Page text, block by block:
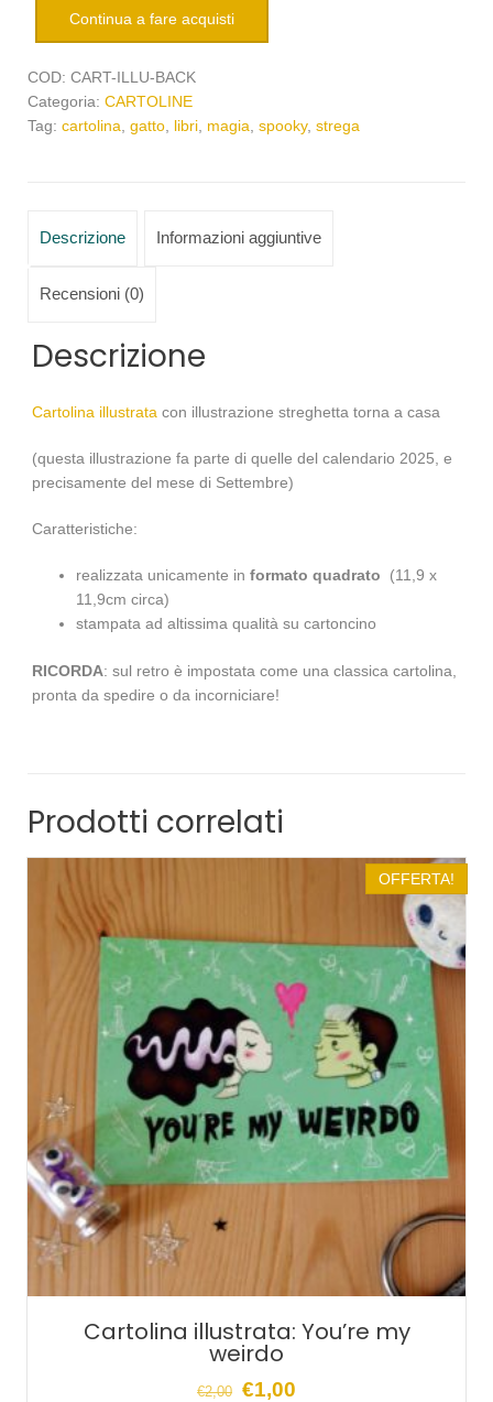
quantitàContinua a fare acquisti
COD: CART-ILLU-BACK
Categoria: CARTOLINE
Tag: cartolina gatto libri magia spooky, strega
Descrizione Informazioni aggiuntive
Recensioni (0)
Descrizione
Cartolina illustrata con illustrazione streghetta torna a casa
(questa illustrazione fa parte di quelle del calendario 2025, e
precisamente del mese di Settembre)
Caratteristiche:
realizzata unicamente in formato quadrato (11,9 x
11,9cm circa)
stampata ad altissima qualità su cartoncino
RICORDA: sul retro è impostata come una classica cartolina,
pronta da spedire o da incorniciare!
Prodotti correlati
OFFERTA!
Cartolina illustrata: You’re my
weirdo
€2,00 Il
€1,00